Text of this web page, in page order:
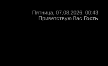
Пятница, 07.08.2026, 00:43
Приветствую Вас Гость